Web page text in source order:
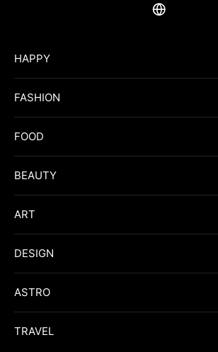
HAPPY
FASHION
FOOD
BEAUTY
ART
DESIGN
ASTRO
TRAVEL